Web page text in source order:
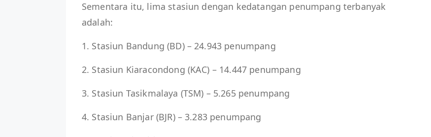
Sementara itu, lima stasiun dengan kedatangan penumpang terbanyak
adalah:
1. Stasiun Bandung (BD) – 24.943 penumpang
2. Stasiun Kiaracondong (KAC) – 14.447 penumpang
3. Stasiun Tasikmalaya (TSM) – 5.265 penumpang
4. Stasiun Banjar (BJR) – 3.283 penumpang